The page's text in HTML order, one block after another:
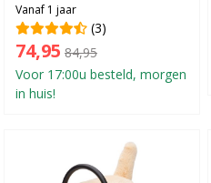
Vanaf 1 jaar
(3)
74,95 84,95
Voor 17:00u besteld, morgen
in huis!